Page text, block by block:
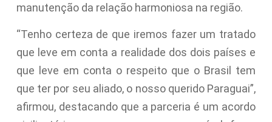
manutenção da relação harmoniosa na região.
“Tenho certeza de que iremos fazer um tratado
que leve em conta a realidade dos dois países e
que leve em conta o respeito que o Brasil tem
que ter por seu aliado, o nosso querido Paraguai”,
afirmou, destacando que a parceria é um acordo